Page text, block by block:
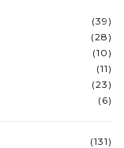
(39)
(28)
(10)
(11)
(23)
(6)
(131)